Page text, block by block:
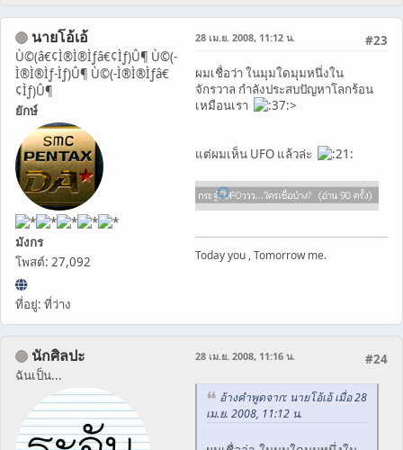
นายโอ้เอ้
Ù©(â€¢Ì®Ì®Ìƒâ€¢Ìƒ)Û¶ Ù©(-
Ì®Ì®Ìƒ-Ìƒ)Û¶ Ù©(-Ì®Ì®Ìƒâ€
¢Ìƒ)Û¶
ยักษ์
มังกร
โพสต์: 27,092
ที่อยู่: ที่ว่าง
#23
28 เม.ย. 2008, 11:12 น.
ผมเชื่อว่า ในมุมใดมุมหนึ่งใน
จักรวาล กำลังประสบปัญหาโลกร้อน
เหมือนเรา
>
แต่ผมเห็น UFO แล้วล่ะ
Today you , Tomorrow me.
นักศิลปะ
ฉันเป็น...
#24
28 เม.ย. 2008, 11:16 น.
อ้างคำพูดจาก: นายโอ้เอ้ เมื่อ 28
เม.ย. 2008, 11:12 น.